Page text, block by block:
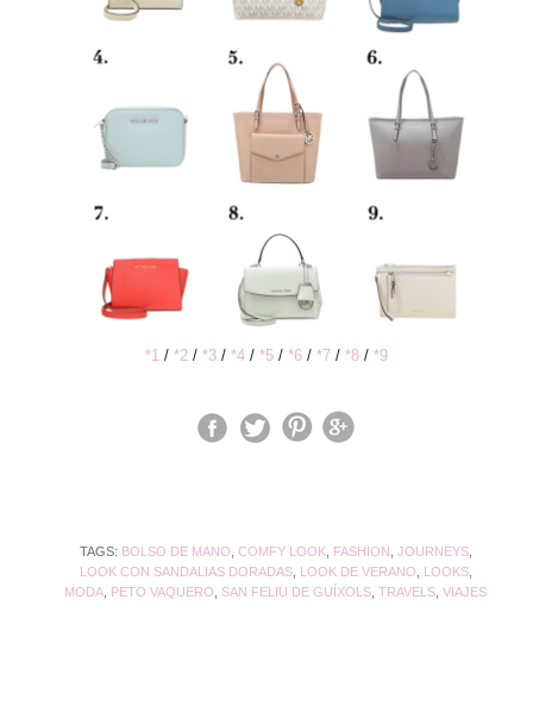
*1 / *2/ *3/ *4/ *5/ *6 / *7/ *8 / *9
TAGS: BOLSO DE MANO COMFY LOOK, FASHION JOURNEYS,
LOOK CON SANDALIAS DORADAS, LOOK DE VERANO LOOKS,
MODA PETO VAQUERO SAN FELIU DE GUÍXOLS ,TRAVELS ,VIAJES